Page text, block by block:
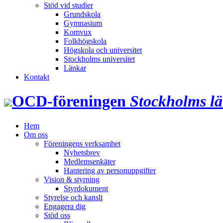
Stöd vid studier
Grundskola
Gymnasium
Komvux
Folkhögskola
Högskola och universitet
Stockholms universitet
Länkar
Kontakt
OCD‑föreningen Stockholms
Hem
Om oss
Föreningens verksamhet
Nyhetsbrev
Medlemsenkäter
Hantering av personuppgifter
Vision & styrning
Styrdokument
Styrelse och kansli
Engagera dig
Stöd oss